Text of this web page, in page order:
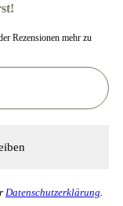
Rezensionen mehr zu
Datenschutzerklärung